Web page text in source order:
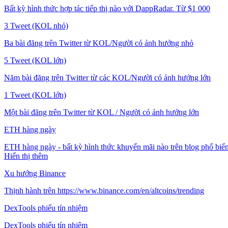
Bất kỳ hình thức hợp tác tiếp thị nào với DappRadar. Từ $1 000
3 Tweet (KOL nhỏ)
Ba bài đăng trên Twitter từ KOL/Người có ảnh hưởng nhỏ
5 Tweet (KOL lớn)
Năm bài đăng trên Twitter từ các KOL/Người có ảnh hưởng lớn
1 Tweet (KOL lớn)
Một bài đăng trên Twitter từ KOL / Người có ảnh hưởng lớn
ETH hàng ngày
ETH hàng ngày - bất kỳ hình thức khuyến mãi nào trên blog phổ
Hiển thị thêm
Xu hướng Binance
Thịnh hành trên https://www.binance.com/en/altcoins/trending
DexTools phiếu tín nhiệm
DexTools phiếu tín nhiệm